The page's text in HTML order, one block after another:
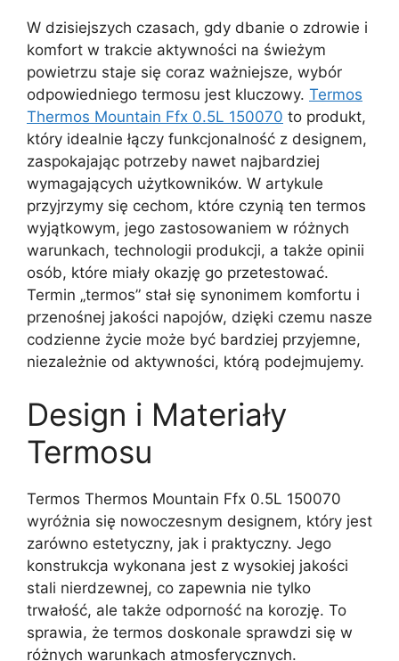
W dzisiejszych czasach, gdy dbanie o zdrowie i
komfort w trakcie aktywności na świeżym
powietrzu staje się coraz ważniejsze, wybór
odpowiedniego termosu jest kluczowy. Termos
Thermos Mountain Ffx 0.5L 150070 to produkt,
który idealnie łączy funkcjonalność z designem,
zaspokajając potrzeby nawet najbardziej
wymagających użytkowników. W artykule
przyjrzymy się cechom, które czynią ten termos
wyjątkowym, jego zastosowaniem w różnych
warunkach, technologii produkcji, a także opinii
osób, które miały okazję go przetestować.
Termin „termos” stał się synonimem komfortu i
przenośnej jakości napojów, dzięki czemu nasze
codzienne życie może być bardziej przyjemne,
niezależnie od aktywności, którą podejmujemy.
Design i Materiały
Termosu
Termos Thermos Mountain Ffx 0.5L 150070
wyróżnia się nowoczesnym designem, który jest
zarówno estetyczny, jak i praktyczny. Jego
konstrukcja wykonana jest z wysokiej jakości
stali nierdzewnej, co zapewnia nie tylko
trwałość, ale także odporność na korozję. To
sprawia, że termos doskonale sprawdzi się w
różnych warunkach atmosferycznych.